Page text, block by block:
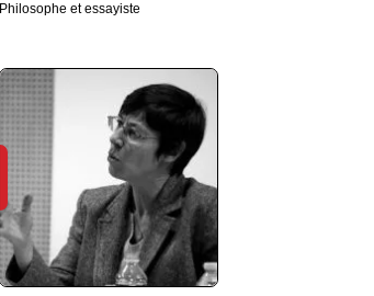
Philosophe et essayiste